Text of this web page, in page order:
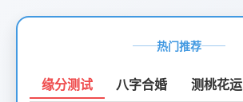
页
热门推荐
缘分测试 八字合婚 测桃花运